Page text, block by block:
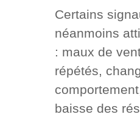
Certains
néanmoins
: maux de
répétés,
baisse des